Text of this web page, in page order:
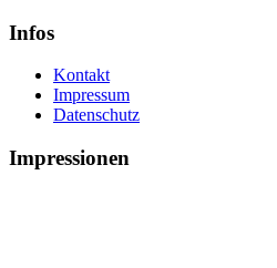
Infos
Kontakt
Impressum
Datenschutz
Impressionen